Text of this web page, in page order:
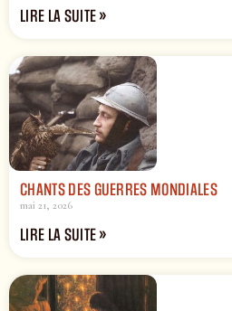
LIRE LA SUITE »
CHANTS DES GUERRES MONDIALES
mai 21, 2026
LIRE LA SUITE »